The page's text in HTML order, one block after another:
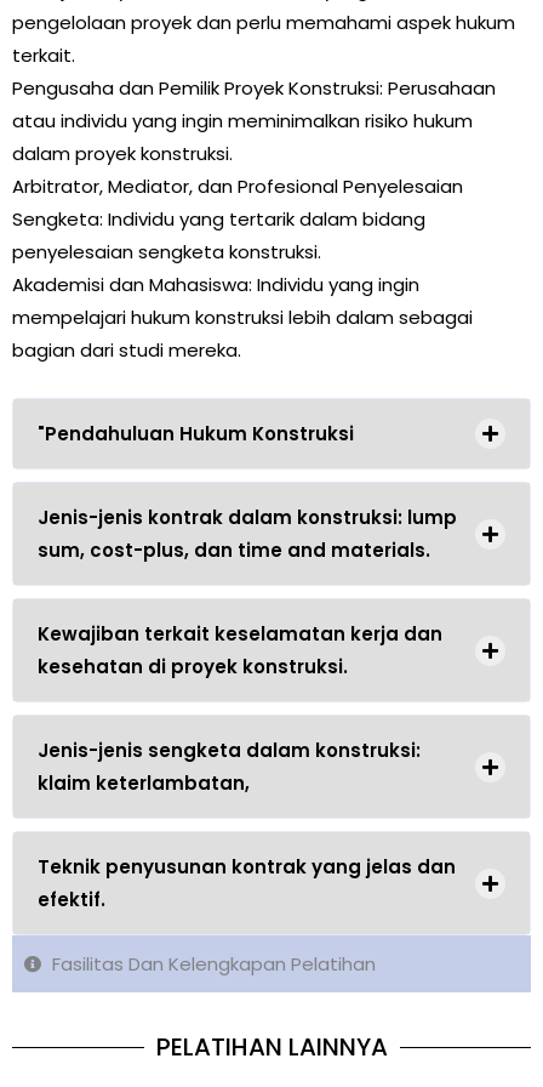
pengelolaan proyek dan perlu memahami aspek hukum
terkait.
Pengusaha dan Pemilik Proyek Konstruksi: Perusahaan
atau individu yang ingin meminimalkan risiko hukum
dalam proyek konstruksi.
Arbitrator, Mediator, dan Profesional Penyelesaian
Sengketa: Individu yang tertarik dalam bidang
penyelesaian sengketa konstruksi.
Akademisi dan Mahasiswa: Individu yang ingin
mempelajari hukum konstruksi lebih dalam sebagai
bagian dari studi mereka.
"Pendahuluan Hukum Konstruksi
Jenis-jenis kontrak dalam konstruksi: lump
sum, cost-plus, dan time and materials.
Kewajiban terkait keselamatan kerja dan
kesehatan di proyek konstruksi.
Jenis-jenis sengketa dalam konstruksi:
klaim keterlambatan,
Teknik penyusunan kontrak yang jelas dan
efektif.
Fasilitas Dan Kelengkapan Pelatihan
PELATIHAN LAINNYA